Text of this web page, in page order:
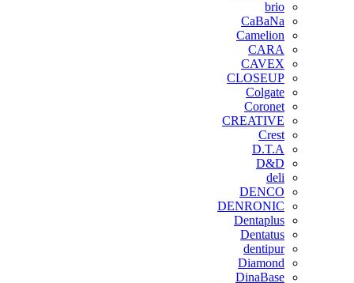
brio
CaBaNa
Camelion
CARA
CAVEX
CLOSEUP
Colgate
Coronet
CREATIVE
Crest
D.T.A
D&D
deli
DENCO
DENRONIC
Dentaplus
Dentatus
dentipur
‌Diamond
DinaBase